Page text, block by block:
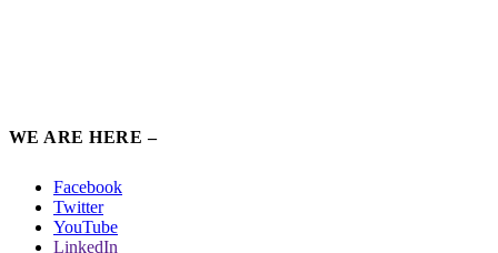
WE ARE HERE –
Facebook
Twitter
YouTube
LinkedIn